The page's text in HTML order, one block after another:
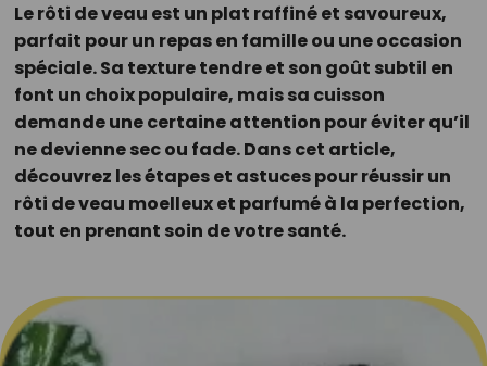
Le rôti de veau est un plat raffiné et savoureux,
parfait pour un repas en famille ou une occasion
spéciale. Sa texture tendre et son goût subtil en
font un choix populaire, mais sa cuisson
demande une certaine attention pour éviter qu’il
ne devienne sec ou fade. Dans cet article,
découvrez les étapes et astuces pour réussir un
rôti de veau moelleux et parfumé à la perfection,
tout en prenant soin de votre santé.